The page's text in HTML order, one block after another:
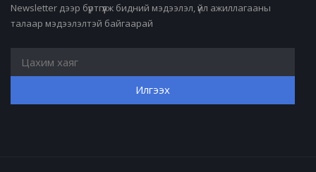
Newsletter дээр бүртгүүлж бидний мэдээлэл, үйл ажиллагааны
талаар мэдээлэлтэй байгаарай